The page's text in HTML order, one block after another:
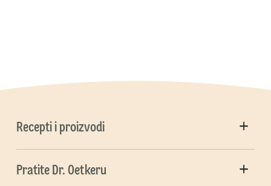
Recepti i proizvodi
Pratite Dr. Oetkeru